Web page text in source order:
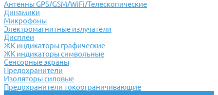
Антенны GPS/GSM/WiFi/Телескопические
Динамики
Микрофоны
Электромагнитные излучатели
Дисплеи
ЖК индикаторы графические
ЖК индикаторы символьные
Сенсорные экраны
Предохранители
Изоляторы силовые
Предохранители токоограничивающие